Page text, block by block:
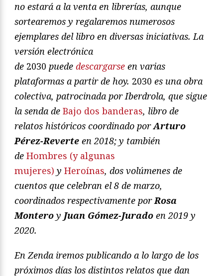
no estará a la venta en librerías, aunque
sortearemos y regalaremos numerosos
ejemplares del libro en diversas iniciativas. La
versión electrónica
de 2030 puede descargarse en varias
plataformas a partir de hoy. 2030 es una obra
colectiva, patrocinada por Iberdrola, que sigue
la senda de Bajo dos banderas, libro de
relatos históricos coordinado porArturo
Pérez-Reverte en 2018; y también
de Hombres (y algunas
mujeres) y Heroínas, dos volúmenes de
cuentos que celebran el 8 de marzo,
coordinados respectivamente porRosa
Montero y Juan Gómez-Jurado en 2019 y
2020.
En Zenda iremos publicando a lo largo de los
próximos días los distintos relatos que dan